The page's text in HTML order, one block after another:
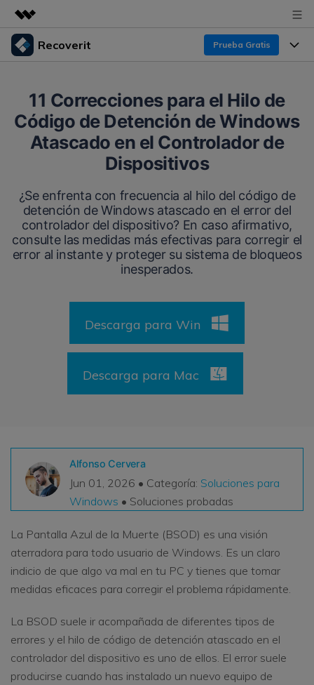
Productos destacados
Utilidades
Empresas
Resumen
Soluciones
Quiénes somos
Tienda
Soporte
Recoverit Prueba Gratis
Recoverit para Windows
Líder en recuperación para Windows
Recoverit para Mac
Recupera datos ilimitados del sistema Mac
Pruébalo Gratis
Recoverit Gratis
Otros Productos
Repairit - Reparar Datos
UBackit - Respaldar Datos
Funciones
Recuperar de Unidades
Recuperar Medios Borrados
Soluciones de Recuperación Exclusivas Nuevo
Recuperar Documentos
VER TODAS LAS FUNCIONES
Por qué Recoverit
Experto en Recuperación de Datos
Historias de Clientes
Guía
DESCARGAR
search
11 Correcciones para el Hilo de
Código de Detención de Windows
Atascado en el Controlador de
Dispositivos
¿Se enfrenta con frecuencia al hilo del código de
detención de Windows atascado en el error del
controlador del dispositivo? En caso afirmativo,
consulte las medidas más efectivas para corregir el
error al instante y proteger su sistema de bloqueos
inesperados.
Descarga para Win
Descarga para Mac
Alfonso Cervera
Jun 01, 2026 • Categoría: Soluciones para
Windows • Soluciones probadas
La Pantalla Azul de la Muerte (BSOD) es una visión
aterradora para todo usuario de Windows. Es un claro
indicio de que algo va mal en tu PC y tienes que tomar
medidas eficaces para corregir el problema rápidamente.
La BSOD suele ir acompañada de diferentes tipos de
errores y el hilo de código de detención atascado en el
controlador del dispositivo es uno de ellos. El error suele
producirse cuando has instalado un nuevo equipo de